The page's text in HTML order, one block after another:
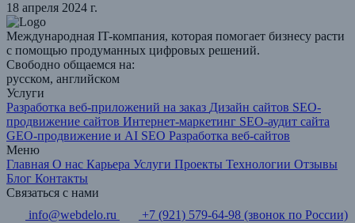
18 апреля 2024 г.
Международная IT-компания, которая помогает бизнесу расти
с помощью продуманных цифровых решений.
Свободно общаемся на:
русском, английском
Услуги
Разработка веб-приложений на заказ Дизайн сайтов SEO-
продвижение сайтов Интернет-маркетинг SEO-аудит сайта
GEO-продвижение и AI SEO Разработка веб-сайтов
Меню
Главная О нас Карьера Услуги Проекты Технологии Отзывы
Блог Контакты
Связаться с нами
info@webdelo.ru
+7 (921) 579-64-98 (звонок по России)